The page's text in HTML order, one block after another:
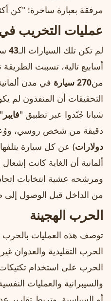
مرفقة بعبارة ساخرة: "كن
عمليات التخريب في
لم تكن تلك السيارات الـ43
أسابيع تالية، تسببت
من270 سيارة
في مدن
التحقيقات أن المنفذون لم
شبانا جُنّدوا عبر تطبيق "فايبر
دقيقة من شخص روسي،
دولارات) عن كل سيارة
ألمانية أن الغاية كانت إشعال
ومرشحه عشية انتخابات
من الداخل قبل الوصول إلى
الحرب الهجينة
توصف هذه العمليات
الحرب التقليدية والعدوان
الحرب على استخدام
والسيبرانية والعمليات